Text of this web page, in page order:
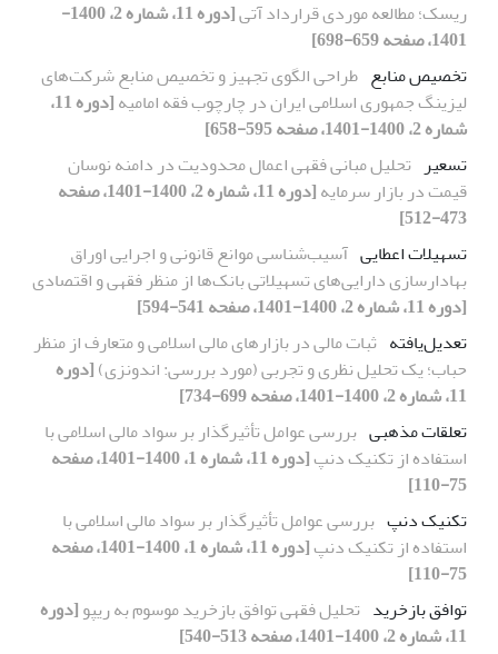
ریسک؛ مطالعه موردی قرارداد آتی
[دوره 11، شماره 2، 1400-
1401، صفحه 659-698]
تخصیص منابع طراحی الگوی تجهیز و تخصیص منابع شرکت‌های
لیزینگ جمهوری اسلامی ایران در چارچوب فقه امامیه
[دوره 11،
شماره 2، 1400-1401، صفحه 595-658]
تسعیر تحلیل مبانی فقهی اعمال محدودیت در دامنه نوسان
قیمت در بازار سرمایه
[دوره 11، شماره 2، 1400-1401، صفحه
473-512]
تسهیلات اعطایی آسیب‌شناسی موانع قانونی و اجرایی اوراق
بهادارسازی دارایی‌های تسهیلاتی بانک‌ها از منظر فقهی و اقتصادی
[دوره 11، شماره 2، 1400-1401، صفحه 541-594]
تعدیل‌یافته ثبات مالی در بازارهای مالی اسلامی و متعارف از منظر
حباب؛ یک تحلیل نظری و تجربی (مورد بررسی: اندونزی)[دوره
11، شماره 2، 1400-1401، صفحه 699-734]
تعلقات مذهبی بررسی عوامل تأثیرگذار بر سواد مالی اسلامی با
استفاده از تکنیک دنپ
[دوره 11، شماره 1، 1400-1401، صفحه
75-110]
تکنیک دنپ بررسی عوامل تأثیرگذار بر سواد مالی اسلامی با
استفاده از تکنیک دنپ
[دوره 11، شماره 1، 1400-1401، صفحه
75-110]
توافق بازخرید تحلیل فقهی توافق بازخرید موسوم به ریپو[دوره
11، شماره 2، 1400-1401، صفحه 513-540]